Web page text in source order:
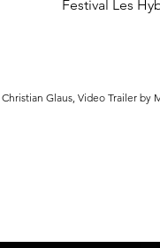
Festival Les
Christian Glaus, Video Trailer